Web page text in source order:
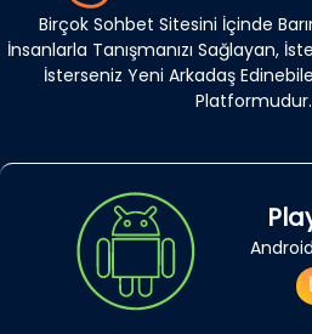
Birçok Sohbet Sitesini İçinde
İnsanlarla Tanışmanızı Sağlayan,
İsterseniz Yeni Arkadaş
Platformudur.